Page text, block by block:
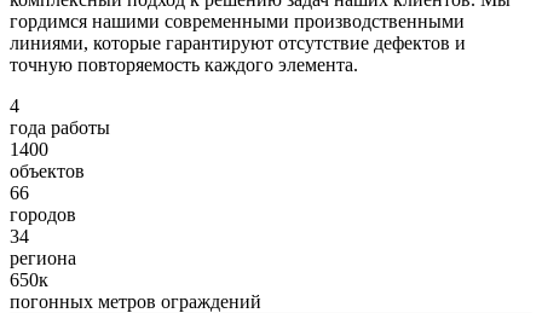
гордимся нашими современными производственными
линиями, которые гарантируют отсутствие дефектов и
точную повторяемость каждого элемента.
4
года работы
1400
объектов
66
городов
34
региона
650к
погонных метров ограждений